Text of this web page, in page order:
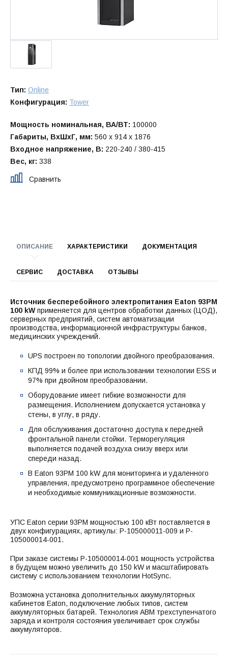
Тип: Online
Конфигурация: Tower
Мощность номинальная, ВА/ВТ: 100000
Габариты, ВхШхГ, мм: 560 x 914 x 1876
Входное напряжение, В: 220-240 / 380-415
Вес, кг: 338
Сравнить
ОПИСАНИЕ ХАРАКТЕРИСТИКИ ДОКУМЕНТАЦИЯ
СЕРВИС ДОСТАВКА ОТЗЫВЫ
Источник бесперебойного электропитания Eaton 93PM
100 kW применяется для центров обработки данных (ЦОД),
серверных предприятий, систем автоматизации
производства, информационной инфраструктуры банков,
медицинских учреждений.
UPS построен по топологии двойного преобразования.
КПД 99% и более при использовании технологии ESS и
97% при двойном преобразовании.
Оборудование имеет гибкие возможности для
размещения. Исполнением допускается установка у
стены, в углу, в ряду.
Для обслуживания достаточно доступа к передней
фронтальной панели стойки. Терморегуляция
выполняется подачей воздуха снизу вверх или
спереди назад.
В Eaton 93PM 100 kW для мониторинга и удаленного
управления, предусмотрено программное обеспечение
и необходимые коммуникационные возможности.
УПС Eaton серии 93PM мощностью 100 кВт поставляется в
двух конфигурациях, артикулы: P-105000011-009 и P-
105000014-001.
При заказе системы P-105000014-001 мощность устройства
в будущем можно увеличить до 150 kW и масштабировать
систему с использованием технологии HotSync.
Возможна установка дополнительных аккумуляторных
кабинетов Eaton, подключение любых типов, систем
аккумуляторных батарей. Технология ABM трехступенчатого
заряда и контроля состояния увеличивает срок службы
аккумуляторов.